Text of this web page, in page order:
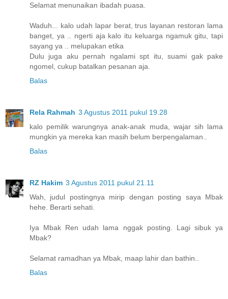
Selamat menunaikan ibadah puasa.
Waduh... kalo udah lapar berat, trus layanan restoran lama
banget, ya .. ngerti aja kalo itu keluarga ngamuk gitu, tapi
sayang ya .. melupakan etika
Dulu juga aku pernah ngalami spt itu, suami gak pake
ngomel, cukup batalkan pesanan aja.
Balas
Rela Rahmah 3 Agustus 2011 pukul 19.28
kalo pemilik warungnya anak-anak muda, wajar sih lama
mungkin ya mereka kan masih belum berpengalaman..
Balas
RZ Hakim 3 Agustus 2011 pukul 21.11
Wah, judul postingnya mirip dengan posting saya Mbak
hehe. Berarti sehati.
Iya Mbak Ren udah lama nggak posting. Lagi sibuk ya
Mbak?
Selamat ramadhan ya Mbak, maap lahir dan bathin..
Balas